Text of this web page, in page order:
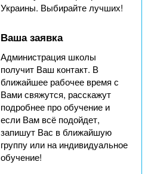
Украины. Выбирайте лучших!
Ваша заявка
Администрация школы
получит Ваш контакт. В
ближайшее рабочее время с
Вами свяжутся, расскажут
подробнее про обучение и
если Вам всё подойдет,
запишут Вас в ближайшую
группу или на индивидуальное
обучение!